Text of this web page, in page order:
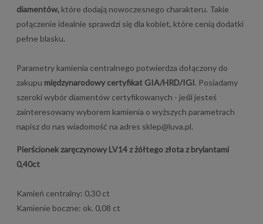
diamentów, które dodają nowoczesnego charakteru. Takie
połączenie idealnie sprawdzi się dla kobiet, które cenią dodatki
pełne blasku.
Parametry kamienia centralnego potwierdza dołączony do
zakupu międzynarodowy certyfikat GIA/HRD/IGI. Posiadamy
szeroki wybór diamentów certyfikowanych - jeśli jesteś
zainteresowany wyborem kamienia o wyższych parametrach
napisz do nas wiadomość na adres sklep@luva.pl.
Pierścionek zaręczynowy LV14 z żółtego złota z brylantami
0,40ct
Kamień centralny: 0,30 ct
Kamienie boczne: ok. 0,08 ct